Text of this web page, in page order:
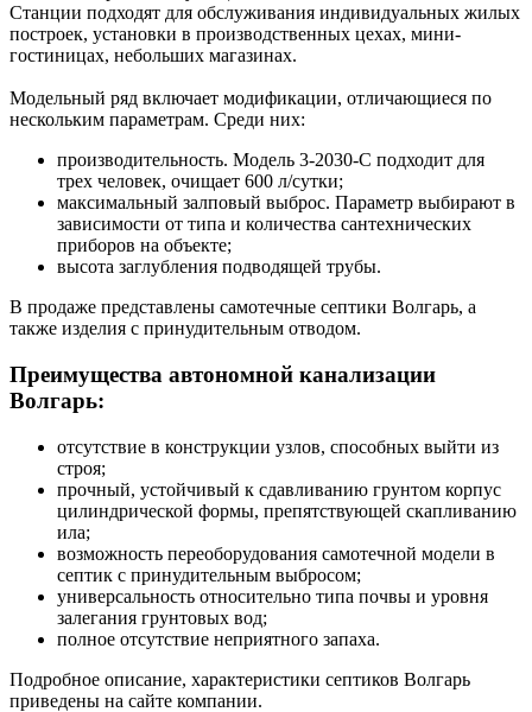
Станции подходят для обслуживания индивидуальных жилых
построек, установки в производственных цехах, мини-
гостиницах, небольших магазинах.
Модельный ряд включает модификации, отличающиеся по
нескольким параметрам. Среди них:
производительность. Модель 3-2030-С подходит для
трех человек, очищает 600 л/сутки;
максимальный залповый выброс. Параметр выбирают в
зависимости от типа и количества сантехнических
приборов на объекте;
высота заглубления подводящей трубы.
В продаже представлены самотечные септики Волгарь, а
также изделия с принудительным отводом.
Преимущества автономной канализации
Волгарь:
отсутствие в конструкции узлов, способных выйти из
строя;
прочный, устойчивый к сдавливанию грунтом корпус
цилиндрической формы, препятствующей скапливанию
ила;
возможность переоборудования самотечной модели в
септик с принудительным выбросом;
универсальность относительно типа почвы и уровня
залегания грунтовых вод;
полное отсутствие неприятного запаха.
Подробное описание, характеристики септиков Волгарь
приведены на сайте компании.